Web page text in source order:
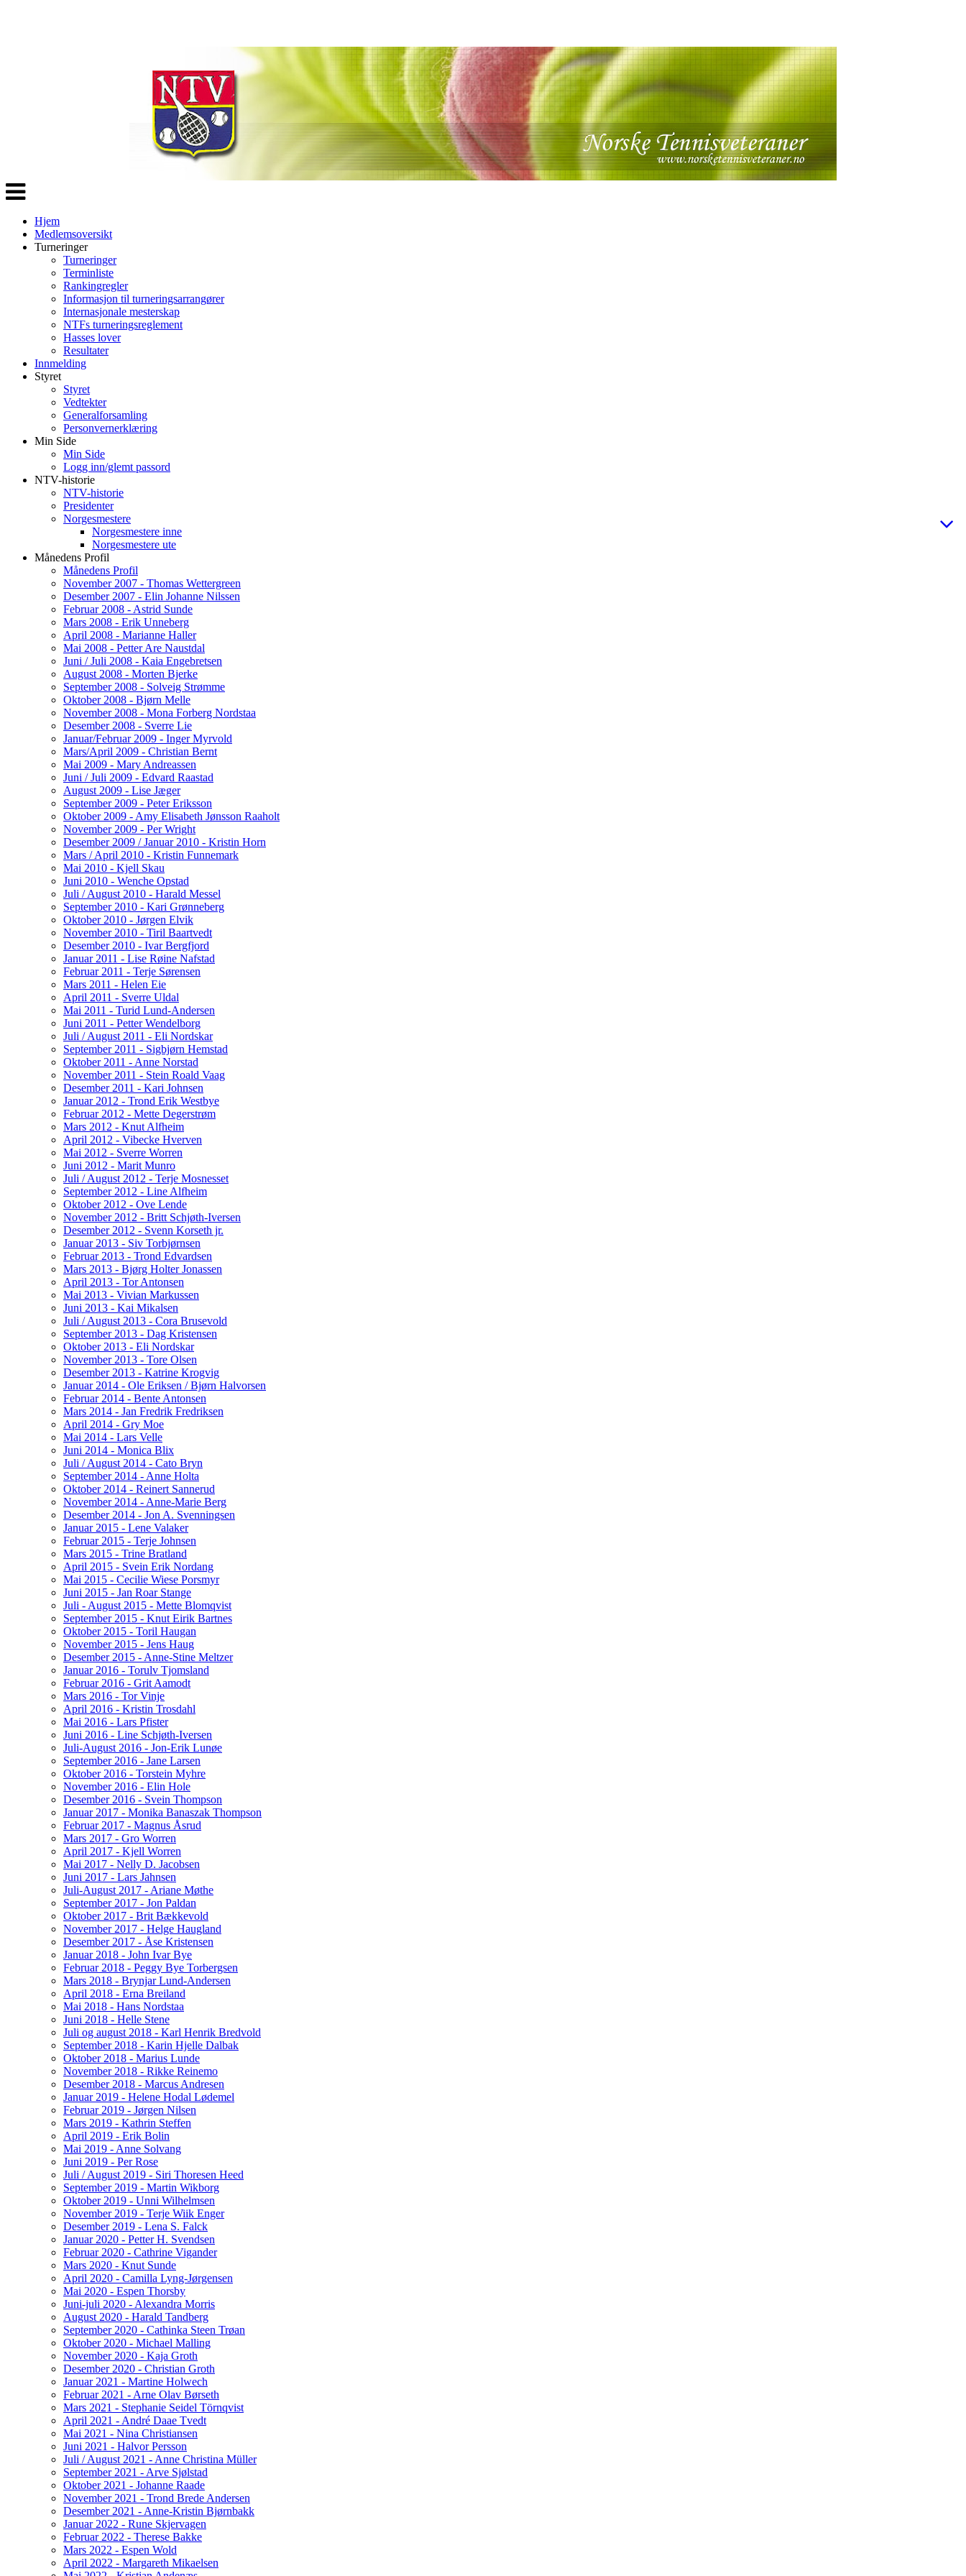
Veksle
navigasjon
Hjem
Medlemsoversikt
Turneringer
Turneringer
Terminliste
Rankingregler
Informasjon til turneringsarrangører
Internasjonale mesterskap
NTFs turneringsreglement
Hasses lover
Resultater
Innmelding
Styret
Styret
Vedtekter
Generalforsamling
Personvernerklæring
Min Side
Min Side
Logg inn/glemt passord
NTV-historie
NTV-historie
Presidenter
Norgesmestere
Norgesmestere inne
Norgesmestere ute
Månedens Profil
Månedens Profil
November 2007 - Thomas Wettergreen
Desember 2007 - Elin Johanne Nilssen
Februar 2008 - Astrid Sunde
Mars 2008 - Erik Unneberg
April 2008 - Marianne Haller
Mai 2008 - Petter Are Naustdal
Juni / Juli 2008 - Kaia Engebretsen
August 2008 - Morten Bjerke
September 2008 - Solveig Strømme
Oktober 2008 - Bjørn Melle
November 2008 - Mona Forberg Nordstaa
Desember 2008 - Sverre Lie
Januar/Februar 2009 - Inger Myrvold
Mars/April 2009 - Christian Bernt
Mai 2009 - Mary Andreassen
Juni / Juli 2009 - Edvard Raastad
August 2009 - Lise Jæger
September 2009 - Peter Eriksson
Oktober 2009 - Amy Elisabeth Jønsson Raaholt
November 2009 - Per Wright
Desember 2009 / Januar 2010 - Kristin Horn
Mars / April 2010 - Kristin Funnemark
Mai 2010 - Kjell Skau
Juni 2010 - Wenche Opstad
Juli / August 2010 - Harald Messel
September 2010 - Kari Grønneberg
Oktober 2010 - Jørgen Elvik
November 2010 - Tiril Baartvedt
Desember 2010 - Ivar Bergfjord
Januar 2011 - Lise Røine Nafstad
Februar 2011 - Terje Sørensen
Mars 2011 - Helen Eie
April 2011 - Sverre Uldal
Mai 2011 - Turid Lund-Andersen
Juni 2011 - Petter Wendelborg
Juli / August 2011 - Eli Nordskar
September 2011 - Sigbjørn Hemstad
Oktober 2011 - Anne Norstad
November 2011 - Stein Roald Vaag
Desember 2011 - Kari Johnsen
Januar 2012 - Trond Erik Westbye
Februar 2012 - Mette Degerstrøm
Mars 2012 - Knut Alfheim
April 2012 - Vibecke Hverven
Mai 2012 - Sverre Worren
Juni 2012 - Marit Munro
Juli / August 2012 - Terje Mosnesset
September 2012 - Line Alfheim
Oktober 2012 - Ove Lende
November 2012 - Britt Schjøth-Iversen
Desember 2012 - Svenn Korseth jr.
Januar 2013 - Siv Torbjørnsen
Februar 2013 - Trond Edvardsen
Mars 2013 - Bjørg Holter Jonassen
April 2013 - Tor Antonsen
Mai 2013 - Vivian Markussen
Juni 2013 - Kai Mikalsen
Juli / August 2013 - Cora Brusevold
September 2013 - Dag Kristensen
Oktober 2013 - Eli Nordskar
November 2013 - Tore Olsen
Desember 2013 - Katrine Krogvig
Januar 2014 - Ole Eriksen / Bjørn Halvorsen
Februar 2014 - Bente Antonsen
Mars 2014 - Jan Fredrik Fredriksen
April 2014 - Gry Moe
Mai 2014 - Lars Velle
Juni 2014 - Monica Blix
Juli / August 2014 - Cato Bryn
September 2014 - Anne Holta
Oktober 2014 - Reinert Sannerud
November 2014 - Anne-Marie Berg
Desember 2014 - Jon A. Svenningsen
Januar 2015 - Lene Valaker
Februar 2015 - Terje Johnsen
Mars 2015 - Trine Bratland
April 2015 - Svein Erik Nordang
Mai 2015 - Cecilie Wiese Porsmyr
Juni 2015 - Jan Roar Stange
Juli - August 2015 - Mette Blomqvist
September 2015 - Knut Eirik Bartnes
Oktober 2015 - Toril Haugan
November 2015 - Jens Haug
Desember 2015 - Anne-Stine Meltzer
Januar 2016 - Torulv Tjomsland
Februar 2016 - Grit Aamodt
Mars 2016 - Tor Vinje
April 2016 - Kristin Trosdahl
Mai 2016 - Lars Pfister
Juni 2016 - Line Schjøth-Iversen
Juli-August 2016 - Jon-Erik Lunøe
September 2016 - Jane Larsen
Oktober 2016 - Torstein Myhre
November 2016 - Elin Hole
Desember 2016 - Svein Thompson
Januar 2017 - Monika Banaszak Thompson
Februar 2017 - Magnus Åsrud
Mars 2017 - Gro Worren
April 2017 - Kjell Worren
Mai 2017 - Nelly D. Jacobsen
Juni 2017 - Lars Jahnsen
Juli-August 2017 - Ariane Møthe
September 2017 - Jon Paldan
Oktober 2017 - Brit Bækkevold
November 2017 - Helge Haugland
Desember 2017 - Åse Kristensen
Januar 2018 - John Ivar Bye
Februar 2018 - Peggy Bye Torbergsen
Mars 2018 - Brynjar Lund-Andersen
April 2018 - Erna Breiland
Mai 2018 - Hans Nordstaa
Juni 2018 - Helle Stene
Juli og august 2018 - Karl Henrik Bredvold
September 2018 - Karin Hjelle Dalbak
Oktober 2018 - Marius Lunde
November 2018 - Rikke Reinemo
Desember 2018 - Marcus Andresen
Januar 2019 - Helene Hodal Lødemel
Februar 2019 - Jørgen Nilsen
Mars 2019 - Kathrin Steffen
April 2019 - Erik Bolin
Mai 2019 - Anne Solvang
Juni 2019 - Per Rose
Juli / August 2019 - Siri Thoresen Heed
September 2019 - Martin Wikborg
Oktober 2019 - Unni Wilhelmsen
November 2019 - Terje Wiik Enger
Desember 2019 - Lena S. Falck
Januar 2020 - Petter H. Svendsen
Februar 2020 - Cathrine Vigander
Mars 2020 - Knut Sunde
April 2020 - Camilla Lyng-Jørgensen
Mai 2020 - Espen Thorsby
Juni-juli 2020 - Alexandra Morris
August 2020 - Harald Tandberg
September 2020 - Cathinka Steen Trøan
Oktober 2020 - Michael Malling
November 2020 - Kaja Groth
Desember 2020 - Christian Groth
Januar 2021 - Martine Holwech
Februar 2021 - Arne Olav Børseth
Mars 2021 - Stephanie Seidel Törnqvist
April 2021 - André Daae Tvedt
Mai 2021 - Nina Christiansen
Juni 2021 - Halvor Persson
Juli / August 2021 - Anne Christina Müller
September 2021 - Arve Sjølstad
Oktober 2021 - Johanne Raade
November 2021 - Trond Brede Andersen
Desember 2021 - Anne-Kristin Bjørnbakk
Januar 2022 - Rune Skjervagen
Februar 2022 - Therese Bakke
Mars 2022 - Espen Wold
April 2022 - Margareth Mikaelsen